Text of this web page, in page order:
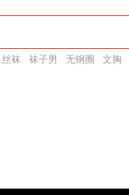
丝袜 袜子男 无钢圈 文胸